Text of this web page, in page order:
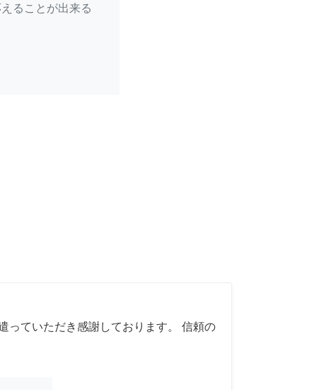
ることが出来る
っていただき感謝しております。 信頼の